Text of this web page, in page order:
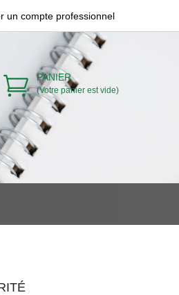
un compte professionnel
PANIER
(Votre panier est vide)